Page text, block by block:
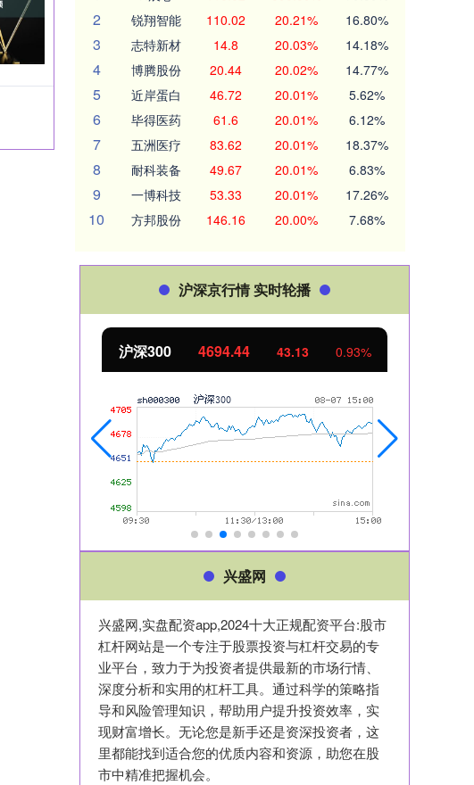
2 锐翔智能 110.02 20.21% 16.80%
3 志特新材 14.8 20.03% 14.18%
4 博腾股份 20.44 20.02% 14.77%
5 近岸蛋白 46.72 20.01% 5.62%
6 毕得医药 61.6 20.01% 6.12%
7 五洲医疗 83.62 20.01% 18.37%
8 耐科装备 49.67 20.01% 6.83%
9 一博科技 53.33 20.01% 17.26%
10 方邦股份 146.16 20.00% 7.68%
沪深京行情 实时轮播
北证50 1134.24 11.37 1.01%
兴盛网
兴盛网,实盘配资app,2024十大正规配资平台:股市
杠杆网站是一个专注于股票投资与杠杆交易的专
业平台，致力于为投资者提供最新的市场行情、
深度分析和实用的杠杆工具。通过科学的策略指
导和风险管理知识，帮助用户提升投资效率，实
现财富增长。无论您是新手还是资深投资者，这
里都能找到适合您的优质内容和资源，助您在股
市中精准把握机会。